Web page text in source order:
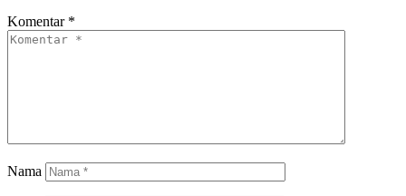
Komentar *
Nama